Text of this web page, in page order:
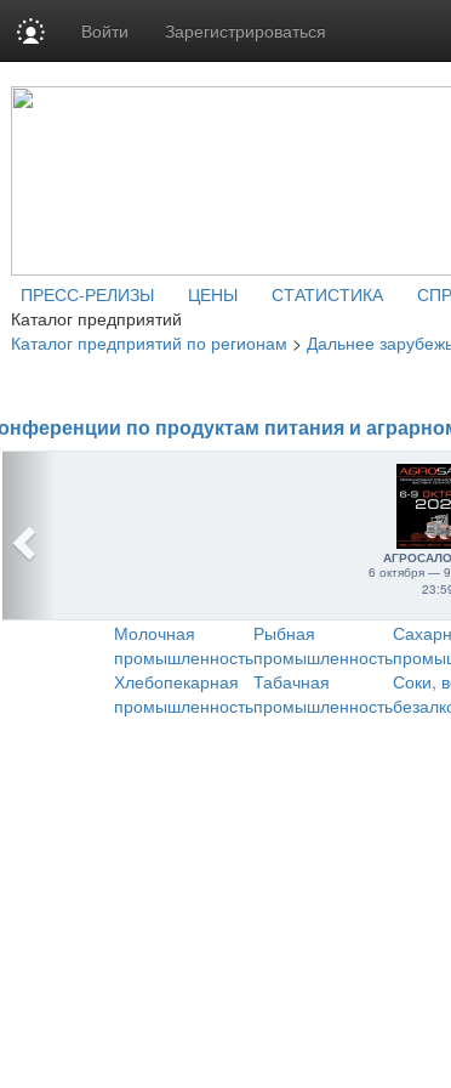
Войти Зарегистрироваться
ПРЕСС-РЕЛИЗЫ ЦЕНЫ СТАТИСТИКА
Каталог предприятий
Каталог предприятий по регионам > Дальнее
по продуктам питания и
6 октября — 9
Молочная
промышленность
Рыбная
промышленность
Хлебопекарная
промышленность
Табачная
промышленность
Соки,